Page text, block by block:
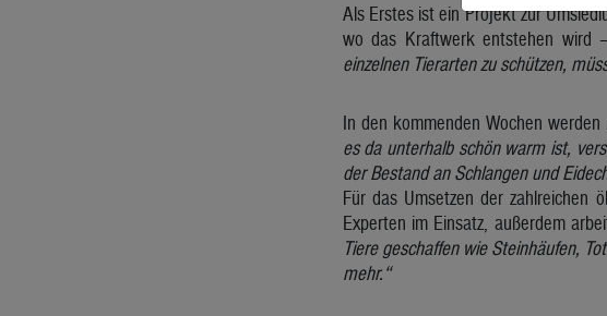
Als Erstes ist ein Projekt zur
wo das Kraftwerk entstehen wird
einzelnen Tierarten zu schützen,
In den kommenden Wochen
es da unterhalb schön warm ist,
der Bestand an Schlangen und
Für das Umsetzen der zahlreichen
Experten im Einsatz, außerdem
Tiere geschaffen wie Steinhäufen,
mehr.“